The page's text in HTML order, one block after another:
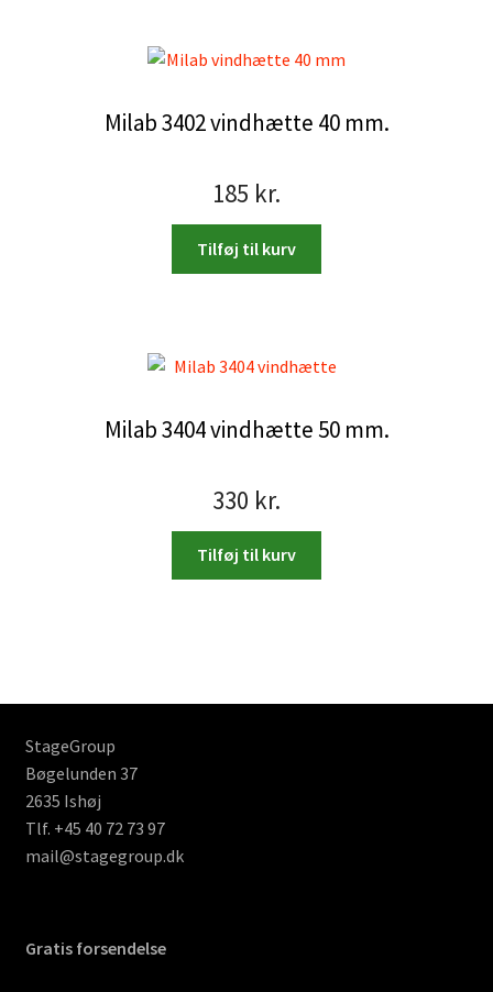
Milab 3402 vindhætte 40 mm.
185 kr.
Tilføj til kurv
Milab 3404 vindhætte 50 mm.
330 kr.
Tilføj til kurv
StageGroup
Bøgelunden 37
2635 Ishøj
Tlf. +45 40 72 73 97
mail@stagegroup.dk
Gratis forsendelse